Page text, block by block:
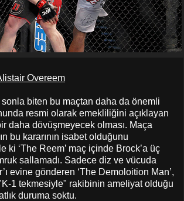
Overeem
biten bu maçtan daha da önemli
resmi olarak emekliliğini açıklayan
daha dövüşmeyecek olması. Maça
bu kararının isabet olduğunu
ki ‘The Reem’ maç içinde Brock’a üç
sallamadı. Sadece diz ve vücuda
evine gönderen ‘The Demoloition Man’,
1 tekmesiyle" rakibinin ameliyat olduğu
duruma soktu.